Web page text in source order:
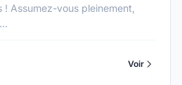
Assumez-vous pleinement,
Voir